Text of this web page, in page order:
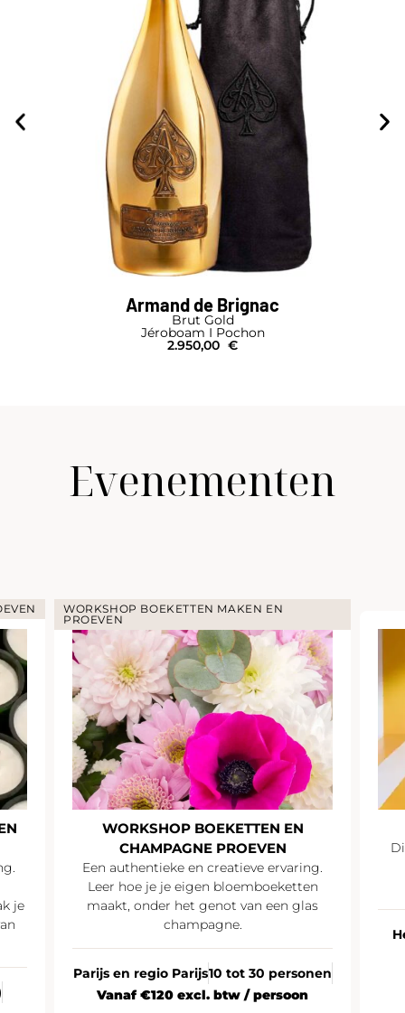
Armand de Brignac
Brut Gold
Jéroboam I Pochon
2.950,00 €
Evenementen
je
WORKSHOP BOEKETTEN MAKEN EN
PROEVEN
WORKSHOP BOEKETTEN EN
CHAMPAGNE PROEVEN
Een authentieke en creatieve ervaring.
Leer hoe je je eigen bloemboeketten
maakt, onder het genot van een glas
champagne.
Parijs en regio Parijs10 tot 30 personen
Vanaf €120 excl. btw / persoon